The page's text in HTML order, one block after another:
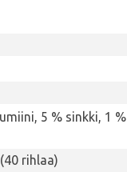
5 % sinkki, 1 %
rihlaa)